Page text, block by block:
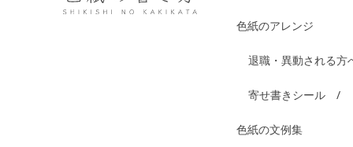
色紙のアレンジ
退職・異動される方
寄せ書きシール
色紙の文例集